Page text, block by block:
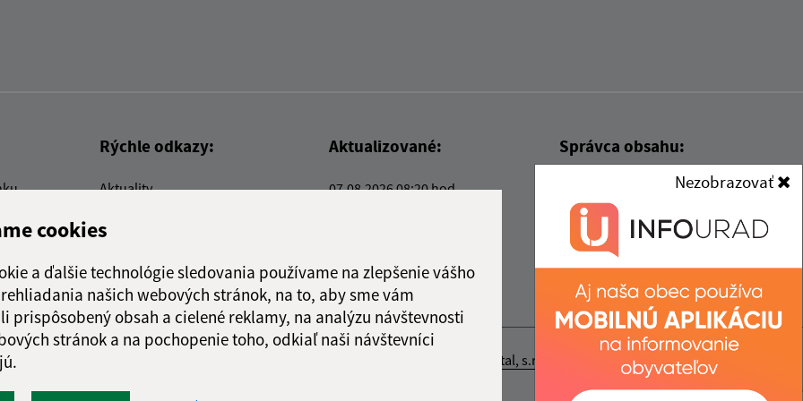
cookies
a ďalšie technológie sledovania používame na zlepšenie vášho
našich webových stránok, na to, aby sme vám
prispôsobený obsah a cielené reklamy, na analýzu návštevnosti
stránok a na pochopenie toho, odkiaľ naši návštevníci
Nezobrazovať
Rýchle odkazy:
Aktuality
E-služby
Triedenie odpadu
Aktualizované:
07.08.2026 08:20 hod.
Správca obsahu:
Správca obsahu je Obec Kysak.
Vytvorené v súlade s
dizajn manuálom elektronických
služieb.
spoločnosť webex.digital, s.r.o.